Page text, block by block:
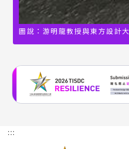
圖說：游明龍教授與東方設計
:::